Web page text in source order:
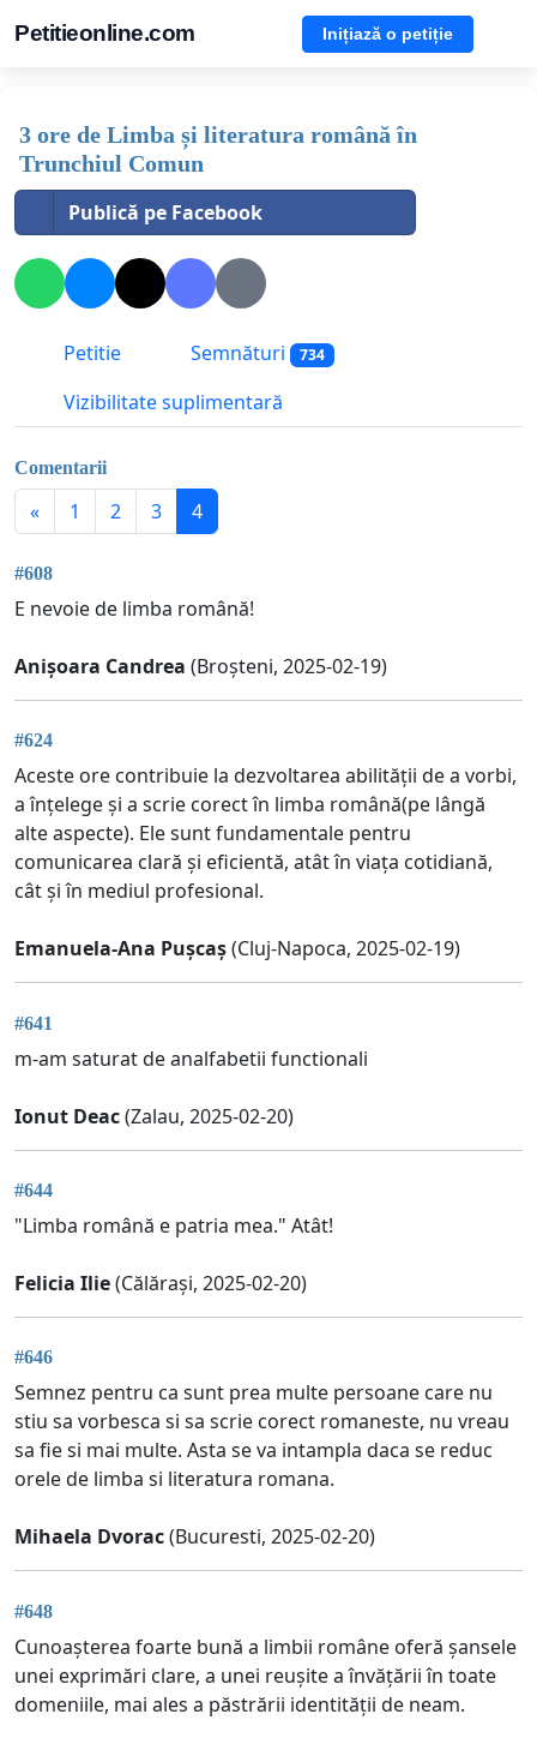
Petitieonline.com Inițiază o petiție
3 ore de Limba și literatura română în
Trunchiul Comun
Publică pe Facebook
Petitie Semnături 734
Vizibilitate suplimentară
Comentarii
« 1 2 3 4
#608
E nevoie de limba română!
Anișoara Candrea (Broșteni, 2025-02-19)
#624
Aceste ore contribuie la dezvoltarea abilității de a vorbi,
a înțelege și a scrie corect în limba română(pe lângă
alte aspecte). Ele sunt fundamentale pentru
comunicarea clară și eficientă, atât în viața cotidiană,
cât și în mediul profesional.
Emanuela-Ana Pușcaș(Cluj-Napoca, 2025-02-19)
#641
m-am saturat de analfabetii functionali
Ionut Deac(Zalau, 2025-02-20)
#644
"Limba română e patria mea." Atât!
Felicia Ilie(Călărași, 2025-02-20)
#646
Semnez pentru ca sunt prea multe persoane care nu
stiu sa vorbesca si sa scrie corect romaneste, nu vreau
sa fie si mai multe. Asta se va intampla daca se reduc
orele de limba si literatura romana.
Mihaela Dvorac(Bucuresti, 2025-02-20)
#648
Cunoașterea foarte bună a limbii române oferă șansele
unei exprimări clare, a unei reușite a învățării în toate
domeniile, mai ales a păstrării identității de neam.